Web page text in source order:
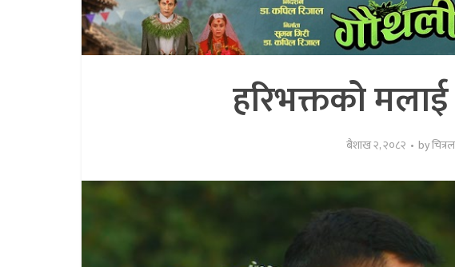
हरिभक्तको मलाई
बैशाख २, २०८२ by